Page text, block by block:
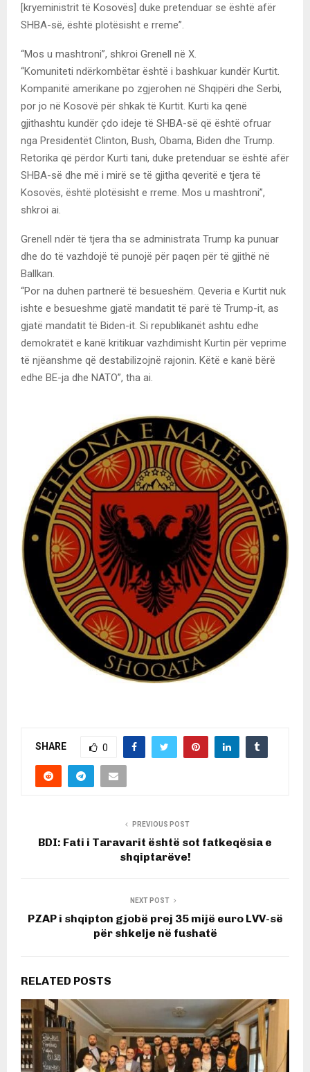
[kryeministrit të Kosovës] duke pretenduar se është afër
SHBA-së, është plotësisht e rreme”.
“Mos u mashtroni”, shkroi Grenell në X.
“Komuniteti ndërkombëtar është i bashkuar kundër Kurtit.
Kompanitë amerikane po zgjerohen në Shqipëri dhe Serbi,
por jo në Kosovë për shkak të Kurtit. Kurti ka qenë
gjithashtu kundër çdo ideje të SHBA-së që është ofruar
nga Presidentët Clinton, Bush, Obama, Biden dhe Trump.
Retorika që përdor Kurti tani, duke pretenduar se është afër
SHBA-së dhe më i mirë se të gjitha qeveritë e tjera të
Kosovës, është plotësisht e rreme. Mos u mashtroni”,
shkroi ai.
Grenell ndër të tjera tha se administrata Trump ka punuar
dhe do të vazhdojë të punojë për paqen për të gjithë në
Ballkan.
“Por na duhen partnerë të besueshëm. Qeveria e Kurtit nuk
ishte e besueshme gjatë mandatit të parë të Trump-it, as
gjatë mandatit të Biden-it. Si republikanët ashtu edhe
demokratët e kanë kritikuar vazhdimisht Kurtin për veprime
të njëanshme që destabilizojnë rajonin. Këtë e kanë bërë
edhe BE-ja dhe NATO”, tha ai.
SHARE 0
PREVIOUS POST
BDI: Fati i Taravarit është sot fatkeqësia e
shqiptarëve!
NEXT POST
PZAP i shqipton gjobë prej 35 mijë euro LVV-së
për shkelje në fushatë
RELATED POSTS